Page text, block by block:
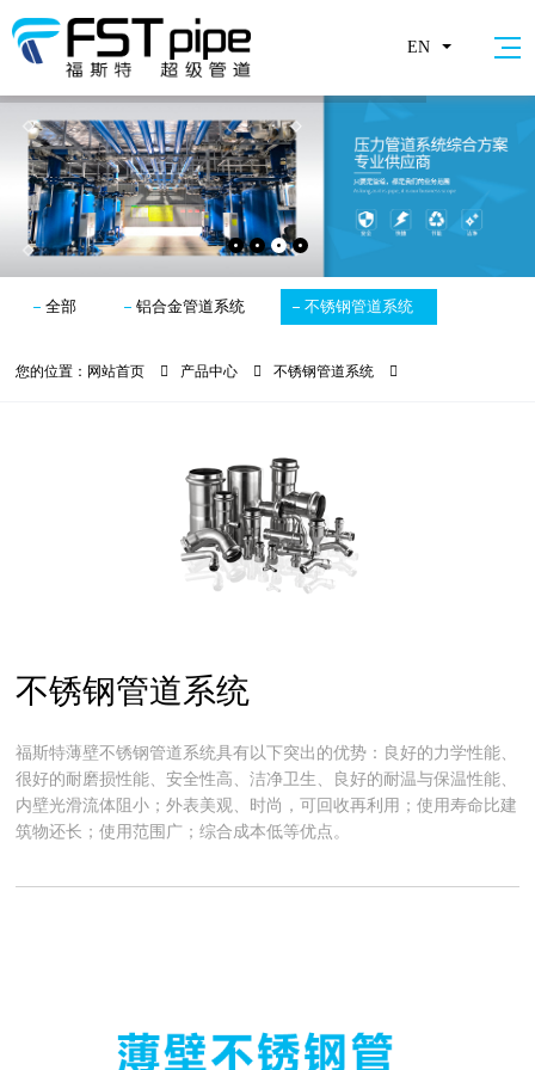
EN
全部 铝合金管道系统 不锈钢管道系统
您的位置： 网站首页 产品中心 不锈钢管道系统
不锈钢管道系统
福斯特薄壁不锈钢管道系统具有以下突出的优势：良好的力学性能、
很好的耐磨损性能、安全性高、洁净卫生、良好的耐温与保温性能、
内壁光滑流体阻小；外表美观、时尚，可回收再利用；使用寿命比建
筑物还长；使用范围广；综合成本低等优点。